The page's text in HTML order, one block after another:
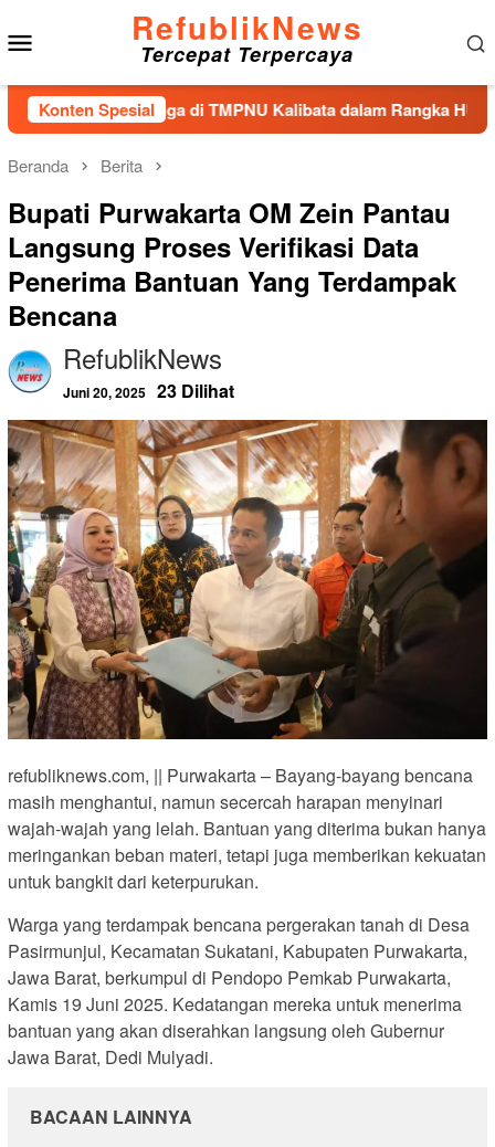
ke
konten
RefublikNews
Tercepat Terpercaya
Konten Spesial
Bunga di TMPNU Kalibata dalam Rangka HUT Ke-40
Beranda Berita
Bupati Purwakarta OM Zein Pantau
Langsung Proses Verifikasi Data
Penerima Bantuan Yang Terdampak
Bencana
RefublikNews
Juni 20, 2025 23 Dilihat
refubliknews.com, || Purwakarta – Bayang-bayang bencana
masih menghantui, namun secercah harapan menyinari
wajah-wajah yang lelah. Bantuan yang diterima bukan hanya
meringankan beban materi, tetapi juga memberikan kekuatan
untuk bangkit dari keterpurukan.
Warga yang terdampak bencana pergerakan tanah di Desa
Pasirmunjul, Kecamatan Sukatani, Kabupaten Purwakarta,
Jawa Barat, berkumpul di Pendopo Pemkab Purwakarta,
Kamis 19 Juni 2025. Kedatangan mereka untuk menerima
bantuan yang akan diserahkan langsung oleh Gubernur
Jawa Barat, Dedi Mulyadi.
BACAAN LAINNYA